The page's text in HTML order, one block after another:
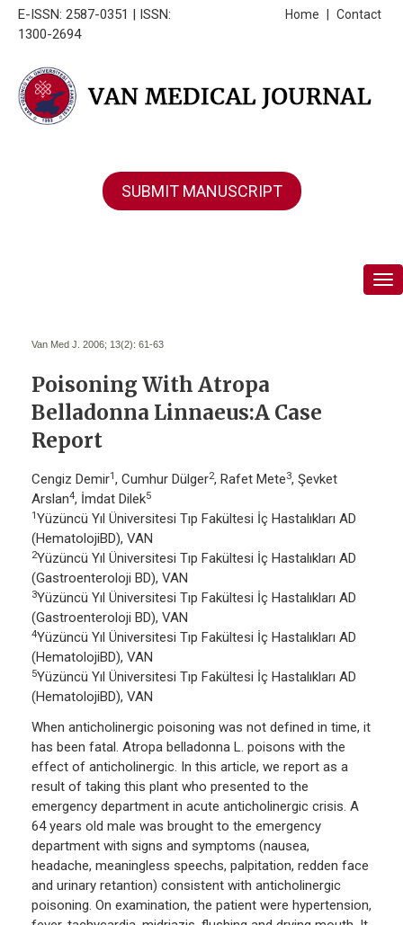
E-ISSN: 2587-0351 | ISSN:
1300-2694
Contact
Home
SUBMIT MANUSCRIPT
Van Med J. 2006; 13(2): 61-63
Poisoning With Atropa
Belladonna Linnaeus:A Case
Report
Cengiz Demir1, Cumhur Dülger2, Rafet Mete3, Şevket
Arslan4, İmdat Dilek5
1Yüzüncü Yıl Üniversitesi Tıp Fakültesi İç Hastalıkları AD
(HematolojiBD), VAN
2Yüzüncü Yıl Üniversitesi Tıp Fakültesi İç Hastalıkları AD
(Gastroenteroloji BD), VAN
3Yüzüncü Yıl Üniversitesi Tıp Fakültesi İç Hastalıkları AD
(Gastroenteroloji BD), VAN
4Yüzüncü Yıl Üniversitesi Tıp Fakültesi İç Hastalıkları AD
(HematolojiBD), VAN
5Yüzüncü Yıl Üniversitesi Tıp Fakültesi İç Hastalıkları AD
(HematolojiBD), VAN
When anticholinergic poisoning was not defined in time, it
has been fatal. Atropa belladonna L. poisons with the
effect of anticholinergic. In this article, we report as a
result of taking this plant who presented to the
emergency department in acute anticholinergic crisis. A
64 years old male was brought to the emergency
department with signs and symptoms (nausea,
headache, meaningless speechs, palpitation, redden face
and urinary retantion) consistent with anticholinergic
poisoning. On examination, the patient were hypertension,